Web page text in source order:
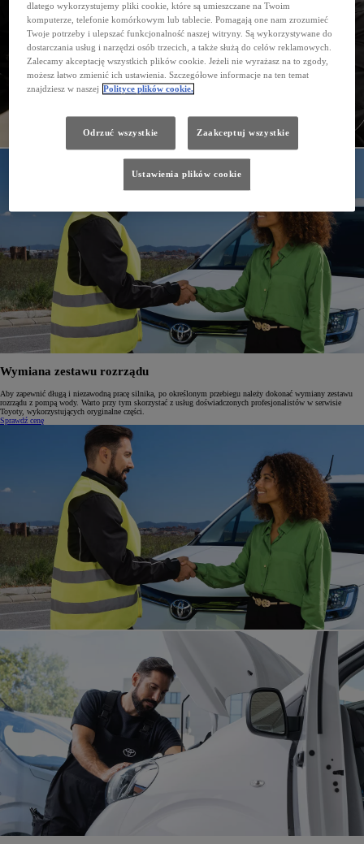
Wymiana zestawu rozrządu
Aby zapewnić długą i niezawodną pracę silnika, po określonym przebiegu należy dokonać wymiany zestawu
rozrządu z pompą wody. Warto przy tym skorzystać z usług doświadczonych profesjonalistów w serwisie
Toyoty, wykorzystujących oryginalne części.
Sprawdź cenę
dlatego wykorzystujemy pliki cookie, które są umieszczane na Twoim
komputerze, telefonie komórkowym lub tablecie. Pomagają one nam zrozumieć
Twoje potrzeby i ulepszać funkcjonalność naszej witryny. Są wykorzystywane do
dostarczania usług i narzędzi osób trzecich, a także służą do celów reklamowych.
Zalecamy akceptację wszystkich plików cookie. Jeżeli nie wyrażasz na to zgody,
możesz łatwo zmienić ich ustawienia. Szczegółowe informacje na ten temat
znajdziesz w naszej Polityce plików cookie.
Odrzuć wszystkie Zaakceptuj wszystkie
Ustawienia plików cookie